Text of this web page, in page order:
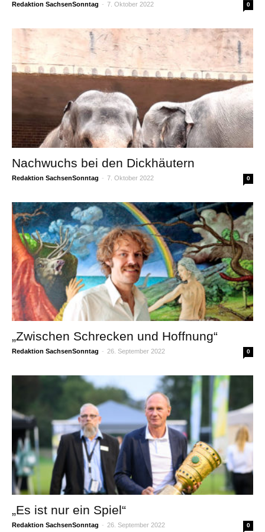
Redaktion SachsenSonntag - 7. Oktober 2022 0
Nachwuchs bei den Dickhäutern
Redaktion SachsenSonntag - 7. Oktober 2022 0
„Zwischen Schrecken und Hoffnung“
Redaktion SachsenSonntag - 26. September 2022 0
„Es ist nur ein Spiel“
Redaktion SachsenSonntag - 26. September 2022 0